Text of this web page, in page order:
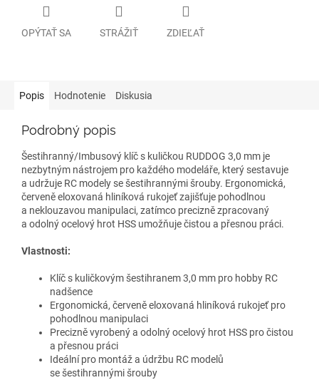
OPÝTAŤ SA STRÁŽIŤ ZDIEĽAŤ
Popis Hodnotenie Diskusia
Podrobný popis
Šestihranný/Imbusový klíč s kuličkou RUDDOG 3,0 mm je
nezbytným nástrojem pro každého modeláře, který sestavuje
a udržuje RC modely se šestihrannými šrouby. Ergonomická,
červeně eloxovaná hliníková rukojeť zajišťuje pohodlnou
a neklouzavou manipulaci, zatímco precizně zpracovaný
a odolný ocelový hrot HSS umožňuje čistou a přesnou práci.
Vlastnosti:
Klíč s kuličkovým šestihranem 3,0 mm pro hobby RC
nadšence
Ergonomická, červeně eloxovaná hliníková rukojeť pro
pohodlnou manipulaci
Precizně vyrobený a odolný ocelový hrot HSS pro čistou
a přesnou práci
Ideální pro montáž a údržbu RC modelů
se šestihrannými šrouby